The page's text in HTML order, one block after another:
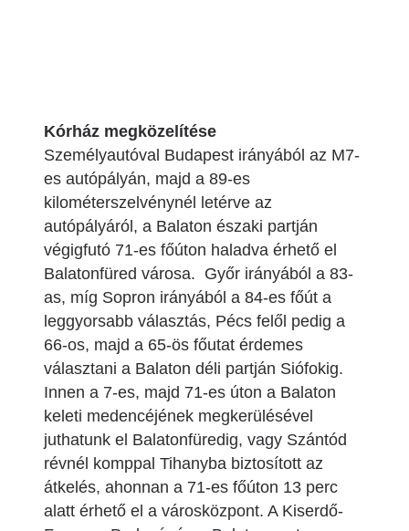
Kórház megközelítése
Személyautóval Budapest irányából az M7-
es autópályán, majd a 89-es
kilométerszelvénynél letérve az
autópályáról, a Balaton északi partján
végigfutó 71-es főúton haladva érhető el
Balatonfüred városa. Győr irányából a 83-
as, míg Sopron irányából a 84-es főút a
leggyorsabb választás, Pécs felől pedig a
66-os, majd a 65-ös főutat érdemes
választani a Balaton déli partján Siófokig.
Innen a 7-es, majd 71-es úton a Balaton
keleti medencéjének megkerülésével
juthatunk el Balatonfüredig, vagy Szántód
révnél komppal Tihanyba biztosított az
átkelés, ahonnan a 71-es főúton 13 perc
alatt érhető el a városközpont. A Kiserdő-